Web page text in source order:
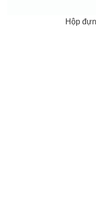
Hộp